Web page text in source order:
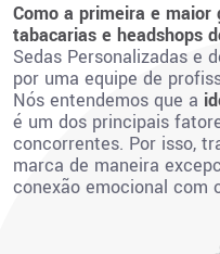
Como a primeira e maior
tabacarias e headshops
Sedas Personalizadas e
por uma equipe de
Nós entendemos que a
é um dos principais
concorrentes. Por isso,
marca de maneira
conexão emocional com